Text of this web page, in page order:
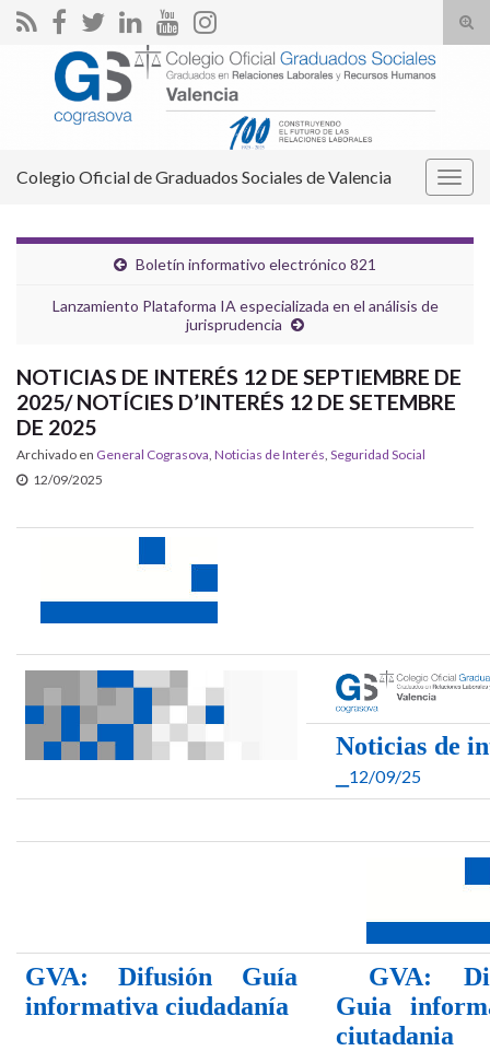
el
Search for:
Colegio Oficial de Graduados Sociales de Valencia
Boletín informativo electrónico 821
Lanzamiento Plataforma IA especializada en el análisis de
jurisprudencia
NOTICIAS DE INTERÉS 12 DE SEPTIEMBRE DE
2025/ NOTÍCIES D’INTERÉS 12 DE SETEMBRE
DE 2025
Archivado en General Cograsova Noticias de Interés Seguridad Social
12/09/2025
Noticias de
12/09/25
GVA: Difusión Guía
informativa ciudadanía
GVA:
Guia
ciutadania